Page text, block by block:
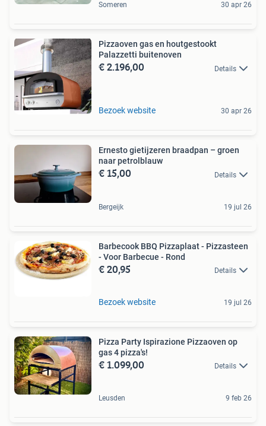
Someren 30 apr 26
Pizzaoven gas en houtgestookt
Palazzetti buitenoven
€ 2.196,00 Details
Bezoek website 30 apr 26
Ernesto gietijzeren braadpan – groen
naar petrolblauw
€ 15,00 Details
Bergeijk 19 jul 26
Barbecook BBQ Pizzaplaat - Pizzasteen
- Voor Barbecue - Rond
€ 20,95 Details
Bezoek website 19 jul 26
Pizza Party Ispirazione Pizzaoven op
gas 4 pizza's!
€ 1.099,00 Details
Leusden 9 feb 26